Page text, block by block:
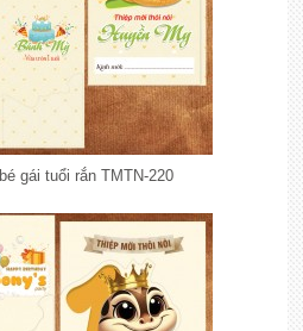
gái tuổi rắn TMTN-220